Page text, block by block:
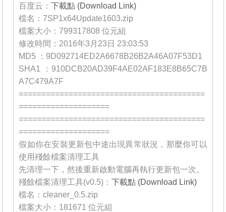
百度云：下載點 (Download Link)
檔名：7SP1x64Update1603.zip
檔案大小：799317808 位元組
修改時間：2016年3月23日 23:03:53
MD5 ：9D092714ED2A6678B26B2A46A07F53D1
SHA1 ：910DCB20AD39F4AE02AF183E8B65C7B
A7C479A7F
=========================================
====================
=========================================
====================
假如你在安裝更新包中途出現異常狀況，那麼你可以
使用殘餘檔案清理工具
先清理一下，然後重新啟動電腦再執行更新包一次。
殘餘檔案清理工具(v0.5)：下載點 (Download Link)
檔名：cleaner_0.5.zip
檔案大小：181671 位元組